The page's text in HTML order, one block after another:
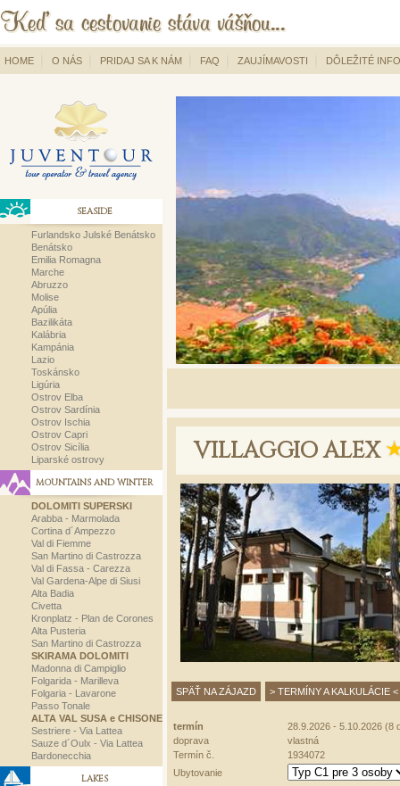
HOME O NÁS PRIDAJ SA K NÁM FAQ ZAUJÍMAVOSTI DÔLEŽITÉ
SEASIDE
Furlandsko Julské Benátsko
Benátsko
Emilia Romagna
Marche
Abruzzo
Molise
Apúlia
Bazilikáta
Kalábria
Kampánia
Lazio
Toskánsko
Ligúria
Ostrov Elba
Ostrov Sardínia
Ostrov Ischia
Ostrov Capri
Ostrov Sicília
Liparské ostrovy
MOUNTAINS AND WINTER
DOLOMITI SUPERSKI
Arabba - Marmolada
Cortina d´Ampezzo
Val di Fiemme
San Martino di Castrozza
Val di Fassa - Carezza
Val Gardena-Alpe di Siusi
Alta Badia
Civetta
Kronplatz - Plan de Corones
Alta Pusteria
San Martino di Castrozza
SKIRAMA DOLOMITI
Madonna di Campiglio
Folgarida - Marilleva
Folgaria - Lavarone
Passo Tonale
ALTA VAL SUSA e CHISONE
Sestriere - Via Lattea
Sauze d´Oulx - Via Lattea
Bardonecchia
LAKES
VILLAGGIO ALEX
SPÄŤ NA ZÁJAZD > TERMÍNY A KALKULÁCIE <
termín
28.9.2026 - 5.10.2026 (8
doprava
vlastná
Termín č.
1934072
Ubytovanie